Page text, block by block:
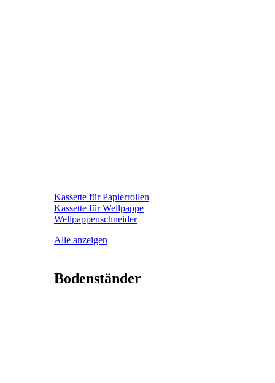
Kassette für Papierrollen
Kassette für Wellpappe
Wellpappenschneider
Alle anzeigen
Bodenständer